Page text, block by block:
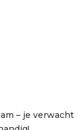
– je verwacht